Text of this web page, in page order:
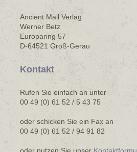
Ancient Mail Verlag
Werner Betz
Europaring 57
D-64521 Groß-Gerau
Kontakt
Rufen Sie einfach an unter
00 49 (0) 61 52 / 5 43 75
oder schicken Sie ein Fax an
00 49 (0) 61 52 / 94 91 82